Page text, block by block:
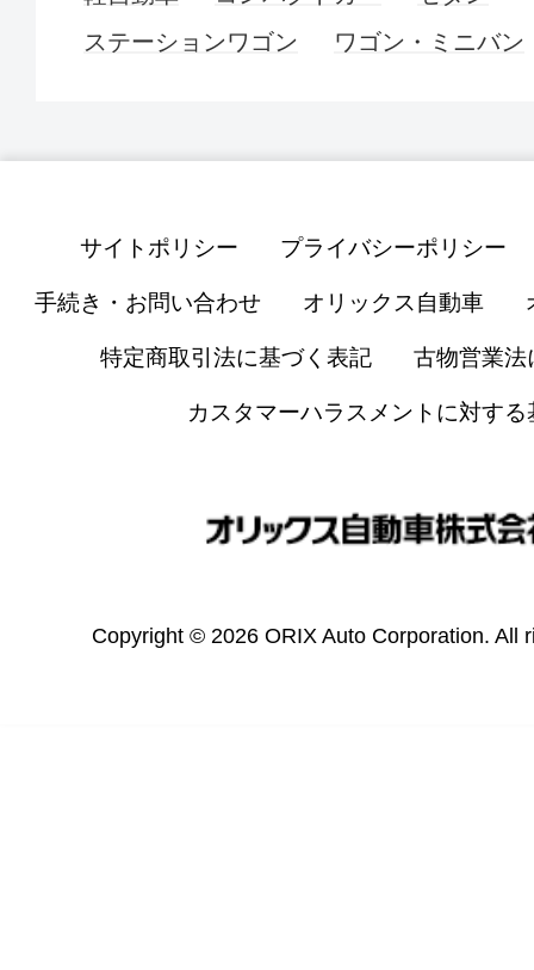
ステーションワゴン
ワゴン・ミニバン
サイトポリシー プライバシーポリシー
手続き・お問い合わせ オリックス自動車
特定商取引法に基づく表記 古物営業法
カスタマーハラスメントに対する
Copyright © 2026 ORIX Auto Corporation. All